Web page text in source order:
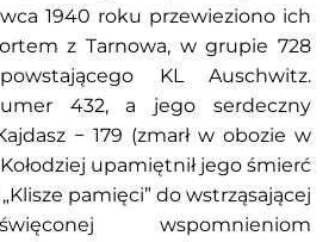
1940 roku przewieziono ich
z Tarnowa, w grupie 728
KL Auschwitz.
432, a jego serdeczny
− 179 (zmarł w obozie w
upamiętnił jego śmierć
pamięci” do wstrząsającej
wspomnieniom